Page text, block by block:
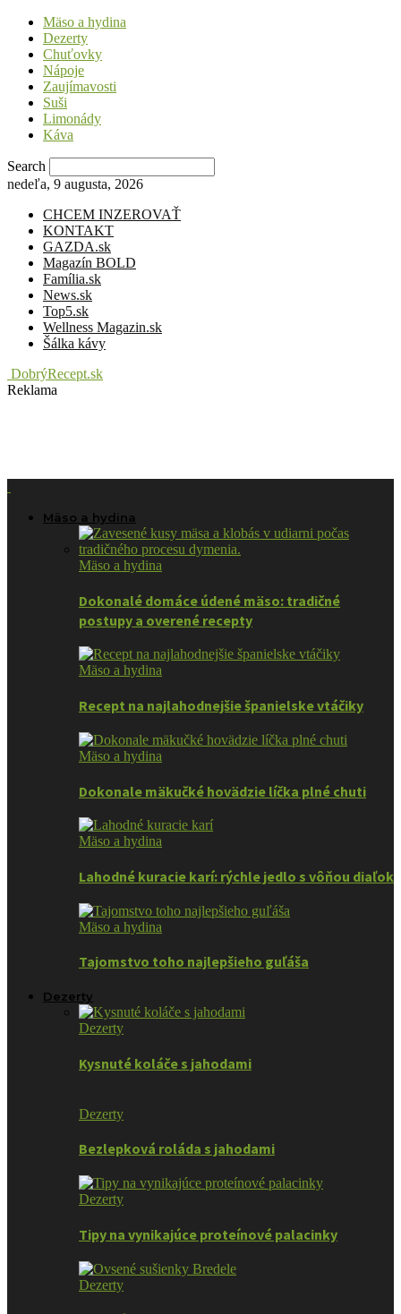
Mäso a hydina
Dezerty
Chuťovky
Nápoje
Zaujímavosti
Suši
Limonády
Káva
Search
nedeľa, 9 augusta, 2026
CHCEM INZEROVAŤ
KONTAKT
GAZDA.sk
Magazín BOLD
Família.sk
News.sk
Top5.sk
Wellness Magazin.sk
Šálka kávy
DobrýRecept.sk
Reklama
Mäso a hydina
Mäso a hydina
Dokonalé domáce údené mäso: tradičné
postupy a overené recepty
Mäso a hydina
Recept na najlahodnejšie španielske vtáčiky
Mäso a hydina
Dokonale mäkučké hovädzie líčka plné chuti
Mäso a hydina
Lahodné kuracie karí: rýchle jedlo s vôňou diaľok
Mäso a hydina
Tajomstvo toho najlepšieho guľáša
Dezerty
Dezerty
Kysnuté koláče s jahodami
Dezerty
Bezlepková roláda s jahodami
Dezerty
Tipy na vynikajúce proteínové palacinky
Dezerty